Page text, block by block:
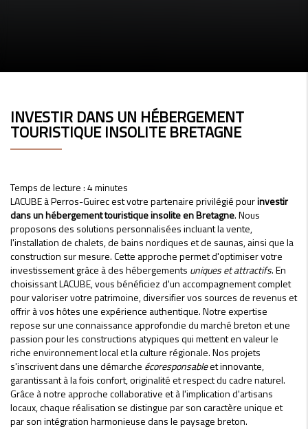
INVESTIR DANS UN HÉBERGEMENT
TOURISTIQUE INSOLITE BRETAGNE
Temps de lecture : 4 minutes
LACUBE à Perros-Guirec est votre partenaire privilégié pourinvestir
dans un hébergement touristique insolite en Bretagne. Nous
proposons des solutions personnalisées incluant la vente,
l'installation de chalets, de bains nordiques et de saunas, ainsi que la
construction sur mesure. Cette approche permet d'optimiser votre
investissement grâce à des hébergements uniques et attractifs. En
choisissant LACUBE, vous bénéficiez d'un accompagnement complet
pour valoriser votre patrimoine, diversifier vos sources de revenus et
offrir à vos hôtes une expérience authentique. Notre expertise
repose sur une connaissance approfondie du marché breton et une
passion pour les constructions atypiques qui mettent en valeur le
riche environnement local et la culture régionale. Nos projets
s'inscrivent dans une démarche écoresponsableet innovante,
garantissant à la fois confort, originalité et respect du cadre naturel.
Grâce à notre approche collaborative et à l'implication d'artisans
locaux, chaque réalisation se distingue par son caractère unique et
par son intégration harmonieuse dans le paysage breton.